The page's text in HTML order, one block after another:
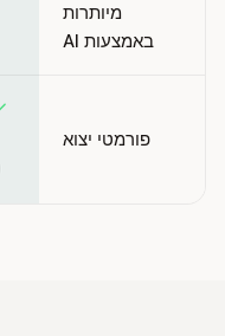
מיותרות
באמצעות AI
פורמטי יצוא